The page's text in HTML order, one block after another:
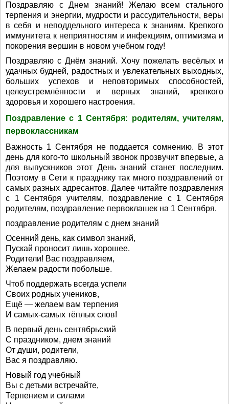
Поздравляю с Днем знаний! Желаю всем стального
терпения и энергии, мудрости и рассудительности, веры
в себя и неподдельного интереса к знаниям. Крепкого
иммунитета к неприятностям и инфекциям, оптимизма и
покорения вершин в новом учебном году!
Поздравляю с Днём знаний. Хочу пожелать весёлых и
удачных будней, радостных и увлекательных выходных,
больших успехов и неповторимых способностей,
целеустремлённости и верных знаний, крепкого
здоровья и хорошего настроения.
Поздравление с 1 Сентября: родителям, учителям,
первоклассникам
Важность 1 Сентября не поддается сомнению. В этот
день для кого-то школьный звонок прозвучит впервые, а
для выпускников этот День знаний станет последним.
Поэтому в Сети к празднику так много поздравлений от
самых разных адресантов. Далее читайте поздравления
с 1 Сентября учителям, поздравление с 1 Сентября
родителям, поздравление первоклашек на 1 Сентября.
поздравление родителям с днем знаний
Осенний день, как символ знаний,
Пускай проносит лишь хорошее.
Родители! Вас поздравляем,
Желаем радости побольше.
Чтоб поддержать всегда успели
Своих родных учеников,
Ещё — желаем вам терпения
И самых-самых тёплых слов!
В первый день сентябрьский
С праздником, днем знаний
От души, родители,
Вас я поздравляю.
Новый год учебный
Вы с детьми встречайте,
Терпением и силами